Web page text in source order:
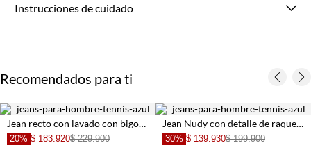
Instrucciones de cuidado
Recomendados para ti
Jean recto con lavado con bigotes en denim para hombre
20% $ 183.920$ 229.900
Jean Nudy con detalle de raqueta bordada azul de silueta amplia para hombre
30% $ 139.930$ 199.900